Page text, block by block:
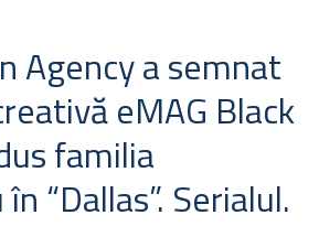
Agency a semnat
eMAG Black
familia
“Dallas”. Serialul.